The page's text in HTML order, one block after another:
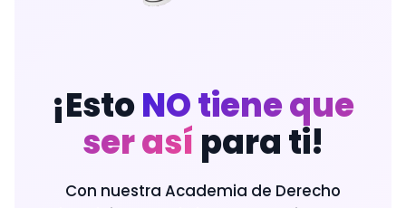
¡EstoNO tiene que
ser así para ti!
Con nuestra Academia de Derecho